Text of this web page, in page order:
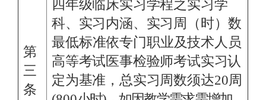
第
三
条
四年级临床实习学程之实习学
科、实习内涵、实习周
（时）数
最低标准依专门职业及技术人员
高等考试医事检验师考试实习认
定为基准，总实习周数须达20周